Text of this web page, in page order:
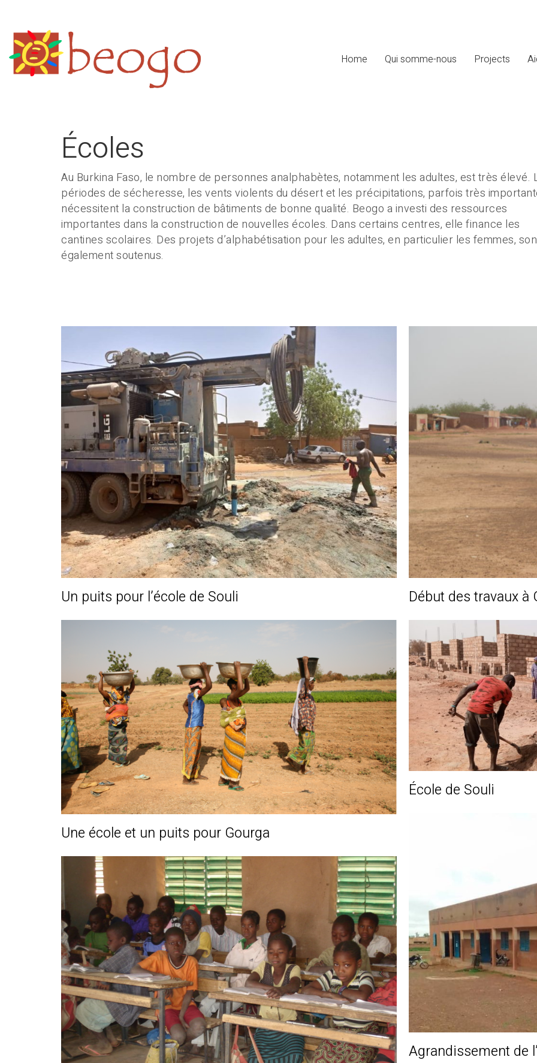
Home Qui somme-nous Projects
Écoles
Au Burkina Faso, le nombre de personnes analphabètes, notamment les adultes, est très élevé.
périodes de sécheresse, les vents violents du désert et les précipitations, parfois très
nécessitent la construction de bâtiments de bonne qualité. Beogo a investi des ressources
importantes dans la construction de nouvelles écoles. Dans certains centres, elle finance les
cantines scolaires. Des projets d’alphabétisation pour les adultes, en particulier les femmes,
également soutenus.
Un puits pour l’école de Souli Début des travaux à
Une école et un puits pour Gourga
École de Souli
Agrandissement de